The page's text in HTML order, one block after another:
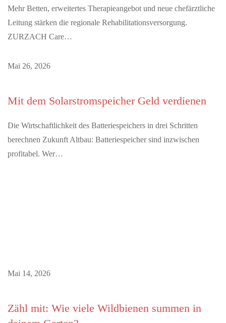
Mehr Betten, erweitertes Therapieangebot und neue chefärztliche
Leitung stärken die regionale Rehabilitationsversorgung.
ZURZACH Care…
Mai 26, 2026
Mit dem Solarstromspeicher Geld verdienen
Die Wirtschaftlichkeit des Batteriespeichers in drei Schritten
berechnen Zukunft Altbau: Batteriespeicher sind inzwischen
profitabel. Wer…
Mai 14, 2026
Zähl mit: Wie viele Wildbienen summen in